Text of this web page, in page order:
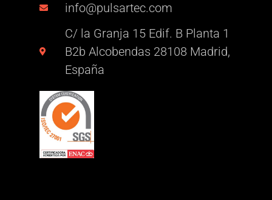
info@pulsartec.com
C/ la Granja 15 Edif. B Planta 1
B2b Alcobendas 28108 Madrid,
España